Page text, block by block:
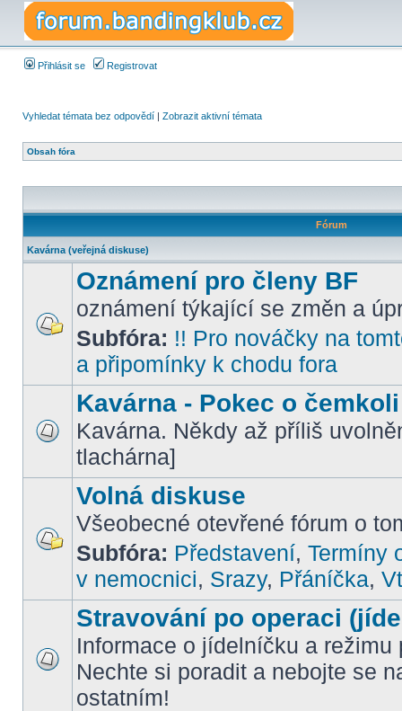
Přihlásit se Registrovat
Vyhledat témata bez odpovědí | Zobrazit aktivní témata
Obsah fóra
Fórum
Kavárna (veřejná diskuse)
Oznámení pro členy BF
oznámení týkající se změn a
Subfóra: !! Pro nováčky na
a připomínky k chodu fora
Kavárna - Pokec o čemkoli
Kavárna. Někdy až příliš
tlachárna]
Volná diskuse
Všeobecné otevřené fórum o
Subfóra: Představení, Termíny
v nemocnici, Srazy, Přáníčka,
Stravování po operaci
Informace o jídelníčku a režimu
Nechte si poradit a nebojte se
ostatním!